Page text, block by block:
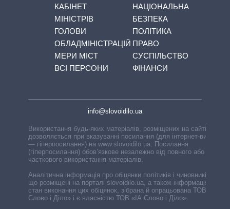
КАБІНЕТ
МІНІСТРІВ
ГОЛОВИ
ОБЛАДМІНІСТРАЦІЙ
МЕРИ МІСТ
ВСІ ПЕРСОНИ
НАЦІОНАЛЬНА
БЕЗПЕКА
ПОЛІТИКА
ПРАВО
СУСПІЛЬСТВО
ФІНАНСИ
info@slovoidilo.ua
Використання будь-яких матеріалів, розміщених на сайті,
дозволяється при вказуванні посилання (для інтернет-видань
— гіперпосилання) на www.slovoidilo.ua. Посилання
(гіперпосилання) обов’язкове незалежно від повного або
часткового використання матеріалів.
Аналітична інформація про обіцянки політиків і чиновників,
що розміщені на порталі slovoidilo.ua, а також інформація про
стан виконання цих обіцянок, зібрана й опрацьована ТОВ «ІА
Слово і Діло» і є власністю ТОВ «ІА Слово і Діло».